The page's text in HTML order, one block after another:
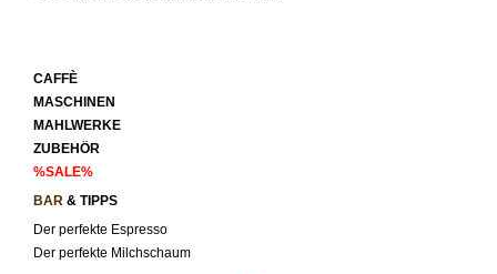
CAFFÈ
MASCHINEN
MAHLWERKE
ZUBEHÖR
%SALE%
BAR & TIPPS
Der perfekte Espresso
Der perfekte Milchschaum